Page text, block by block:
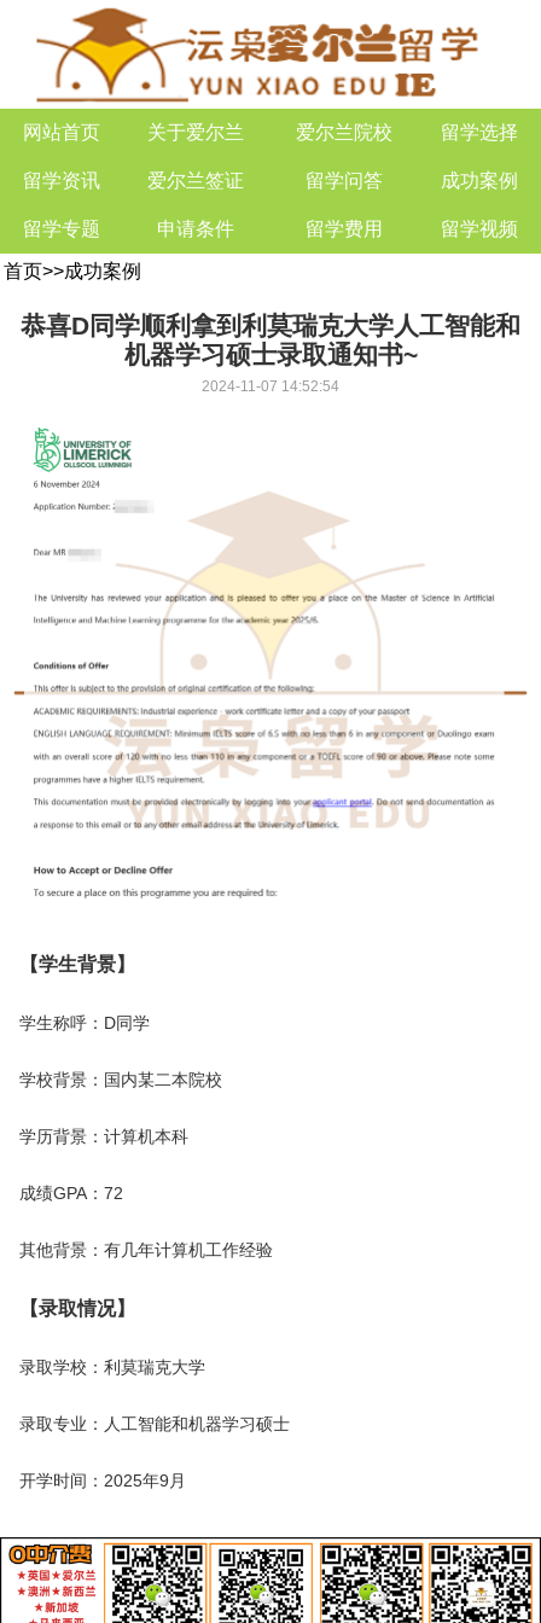
网站首页 关于爱尔兰 爱尔兰院校 留学选择
留学资讯 爱尔兰签证 留学问答 成功案例
留学专题 申请条件 留学费用 留学视频
首页>>成功案例
恭喜D同学顺利拿到利莫瑞克大学人工智能和
机器学习硕士录取通知书~
2024-11-07 14:52:54
【学生背景】
学生称呼：D同学
学校背景：国内某二本院校
学历背景：计算机本科
成绩GPA：72
其他背景：有几年计算机工作经验
【录取情况】
录取学校：利莫瑞克大学
录取专业：人工智能和机器学习硕士
开学时间：2025年9月